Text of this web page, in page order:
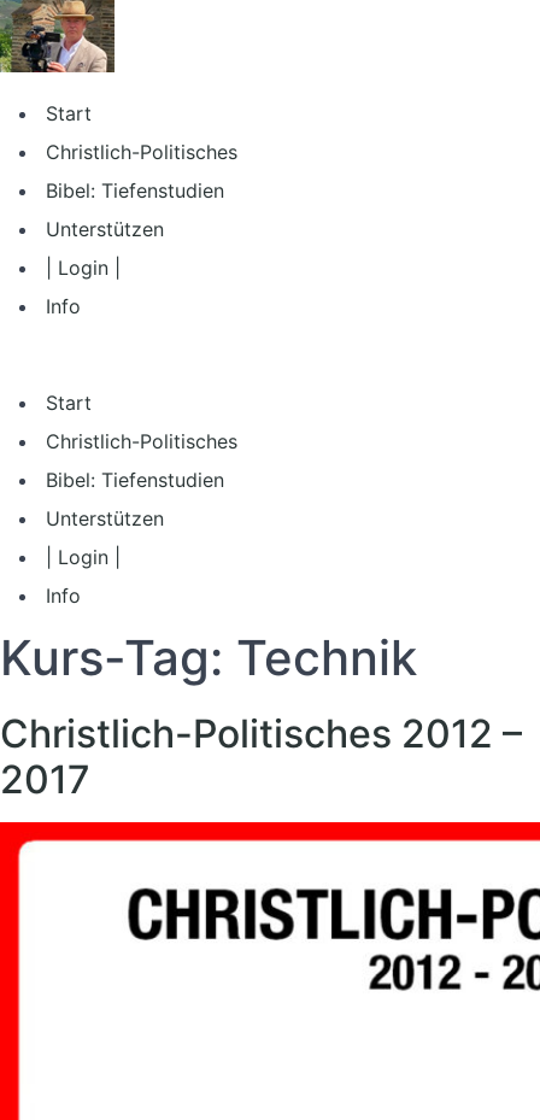
Zum
Inhalt
springen
Start
Christlich-Politisches
Bibel: Tiefenstudien
Unterstützen
| Login |
Info
Start
Christlich-Politisches
Bibel: Tiefenstudien
Unterstützen
| Login |
Info
Kurs-Tag: Technik
Christlich-Politisches 2012 –
2017